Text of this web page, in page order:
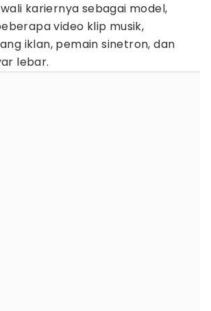
kariernya sebagai model,
video klip musik,
iklan, pemain sinetron, dan
lebar.